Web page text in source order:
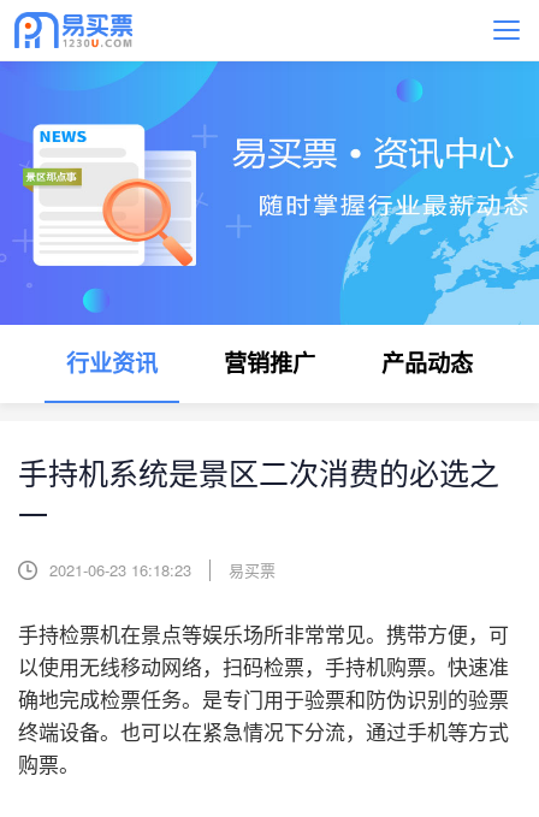
行业资讯 营销推广 产品动态
手持机系统是景区二次消费的必选之
一
2021-06-23 16:18:23 易买票
手持检票机在景点等娱乐场所非常常见。携带方便，可
以使用无线移动网络，扫码检票，手持机购票。快速准
确地完成检票任务。是专门用于验票和防伪识别的验票
终端设备。也可以在紧急情况下分流，通过手机等方式
购票。